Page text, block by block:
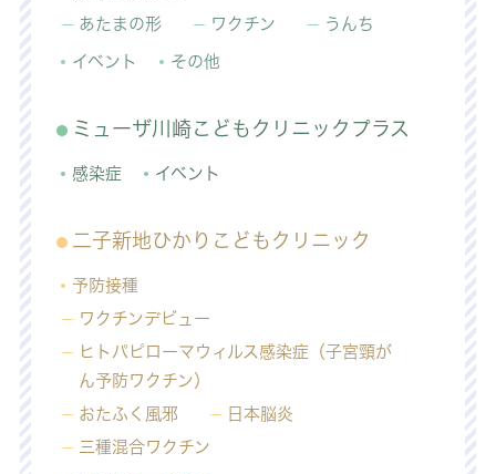
あたまの形
ワクチン うんち
イベント その他
ミューザ川崎こどもクリニックプラス
感染症 イベント
二子新地ひかりこどもクリニック
予防接種
ワクチンデビュー
ヒトパピローマウィルス感染症（子宮頸が
ん予防ワクチン）
おたふく風邪
日本脳炎
三種混合ワクチン